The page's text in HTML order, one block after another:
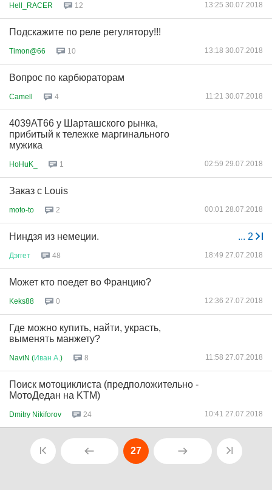
Hell_RACER 12 13:25 30.07.2018
Подскажите по реле регулятору!!!
Timon@66 10 13:18 30.07.2018
Вопрос по карбюраторам
Camell 4 11:21 30.07.2018
4039АТ66 у Шарташского рынка,
прибитый к тележке маргинального
мужика
HoHuK_ 1 02:59 29.07.2018
Заказ с Louis
moto-to 2 00:01 28.07.2018
... 2
Ниндзя из немеции.
Дэггет 48 18:49 27.07.2018
Может кто поедет во Францию?
Keks88 0 12:36 27.07.2018
Где можно купить, найти, украсть,
выменять манжету?
NaviN (Иван А .) 8 11:58 27.07.2018
Поиск мотоциклиста (предположительно -
МотоДедан на KTM)
Dmitry Nikiforov 24 10:41 27.07.2018
27